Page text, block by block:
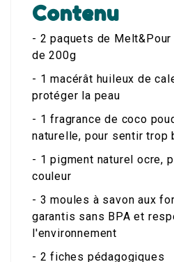
Contenu
- 2 paquets de Melt&Pour
de 200g
- 1 macérât huileux de
protéger la peau
- 1 fragrance de coco
naturelle, pour sentir trop
- 1 pigment naturel ocre,
couleur
- 3 moules à savon aux
garantis sans BPA et
l'environnement
- 2 fiches pédagogiques